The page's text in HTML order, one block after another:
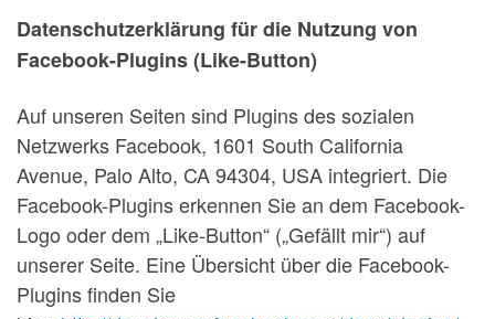
Datenschutzerklärung für die Nutzung von
Facebook-Plugins (Like-Button)
Auf unseren Seiten sind Plugins des sozialen
Netzwerks Facebook, 1601 South California
Avenue, Palo Alto, CA 94304, USA integriert. Die
Facebook-Plugins erkennen Sie an dem Facebook-
Logo oder dem „Like-Button“ („Gefällt mir“) auf
unserer Seite. Eine Übersicht über die Facebook-
Plugins finden Sie